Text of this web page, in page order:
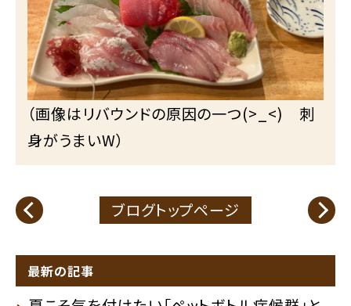
（画像はリバウンドの原因の一つ(>_<) 刺
身がうまいW）
ブログトップページ
最新の記事